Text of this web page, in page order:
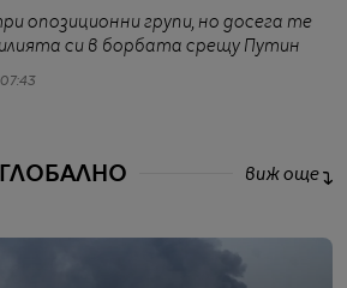
опозиционни групи, но досега те
си в борбата срещу Путин
виж още